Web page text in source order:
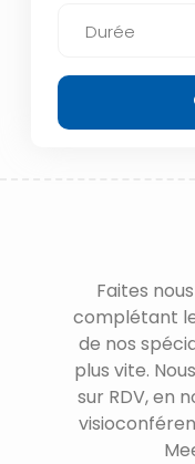
Faites
complétant
de nos
plus vite.
sur RDV, en